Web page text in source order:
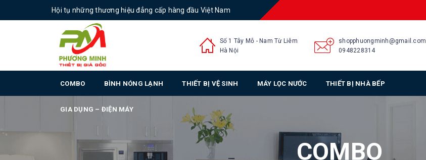
Hội tụ những thương hiệu đẳng cấp hàng đầu Việt Nam
Số 1 Tây Mỗ - Nam Từ Liêm
Hà Nội
shopphuongminh@gmail.com
0948228314
COMBO BÌNH NÓNG LẠNH THIẾT BỊ VỆ SINH MÁY LỌC NƯỚC THIẾT BỊ NHÀ BẾP
GIA DỤNG – ĐIỆN MÁY
COMBO